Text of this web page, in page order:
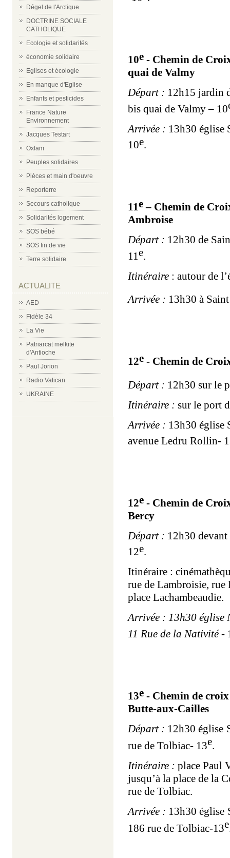
Dégel de l'Arctique
DOCTRINE SOCIALE
CATHOLIQUE
Ecologie et solidarités
économie solidaire
Eglises et écologie
En manque d'Eglise
Enfants et pesticides
France Nature
Environnement
Jacques Testart
Oxfam
Peuples solidaires
Pièces et main d'oeuvre
Reporterre
Secours catholique
Solidarités logement
SOS bébé
SOS fin de vie
Terre solidaire
ACTUALITE
AED
Fidèle 34
La Vie
Patriarcat melkite
d'Antioche
Paul Jorion
Radio Vatican
UKRAINE
10e - Chemin de
quai de Valmy
Départ : 12h15 jardin
bis quai de Valmy – 10
Arrivée : 13h30 église
10e.
11e– Chemin de
Ambroise
Départ : 12h30 de
11e.
Itinéraire : autour de
Arrivée : 13h30 à
12e - Chemin de
Départ : 12h30 sur le
Itinéraire : sur le port
Arrivée : 13h30 église
avenue Ledru Rollin-
12e - Chemin de
Bercy
Départ : 12h30
12e.
Itinéraire :
rue de Lambroisie,
place Lachambeaudie.
Arrivée : 13h30 église
11 Rue de la Nativité-
13e - Chemin de
Butte-aux-Cailles
Départ : 12h30 église
rue de Tolbiac- 13e.
Itinéraire : place Paul
jusqu’à la place de la
rue de Tolbiac.
Arrivée : 13h30 église
186 rue de Tolbiac-13e